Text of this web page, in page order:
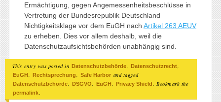
Ermächtigung, gegen Angemessenheitsbeschlüsse in
Vertretung der Bundesrepublik Deutschland
Nichtigkeitsklage vor dem EuGH nach Artikel 263 AEUV
zu erheben. Dies vor allem deshalb, weil die
Datenschutzaufsichtsbehörden unabhängig sind.
This entry was posted in Datenschutzbehörde, Datenschutzrecht,
EuGH , Rechtsprechung, Safe Harbor and tagged
Datenschutzbehörde, DSGVO, EuGH , Privacy Shield . Bookmark the
permalink.